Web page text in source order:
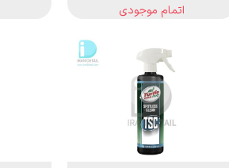
اتمام موجودی